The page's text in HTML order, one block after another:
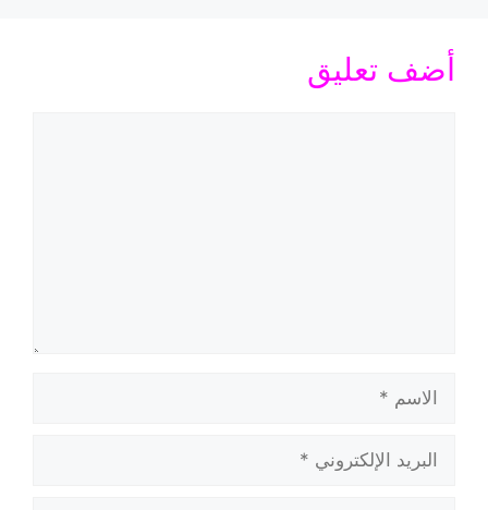
أضف تعليق
الإلكتروني